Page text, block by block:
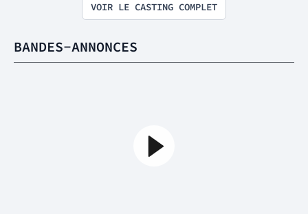
VOIR LE CASTING COMPLET
BANDES-ANNONCES